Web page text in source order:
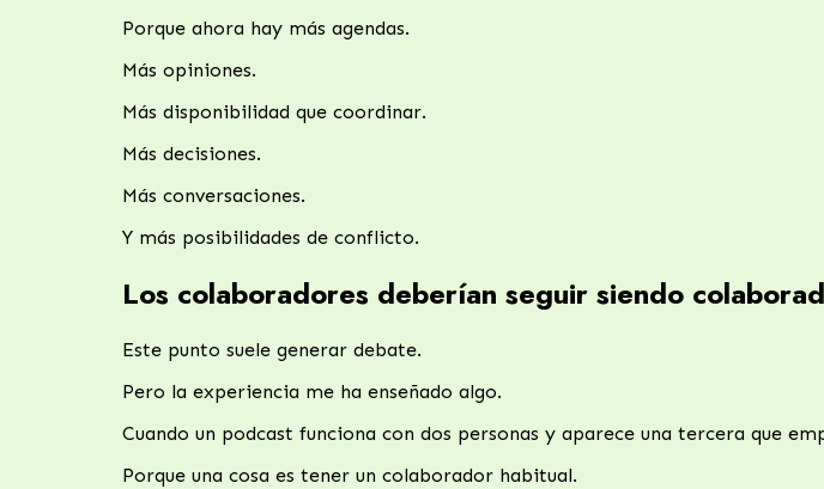
Porque ahora hay más agendas.
Más opiniones.
Más disponibilidad que coordinar.
Más decisiones.
Más conversaciones.
Y más posibilidades de conflicto.
Los colaboradores deberían seguir siendo
Este punto suele generar debate.
Pero la experiencia me ha enseñado algo.
Cuando un podcast funciona con dos personas y aparece una tercera que
Porque una cosa es tener un colaborador habitual.